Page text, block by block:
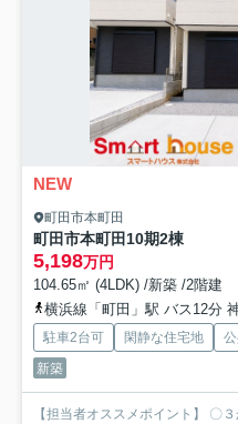
NEW
町田市本町田
町田市本町田10期2棟
5,198万円
104.65㎡ (4LDK) /新築 /2階建
横浜線「町田」駅 バス12分 神奈川中
駐車2台可 閑静な住宅地
新築
【担当者オススメポイント】 〇